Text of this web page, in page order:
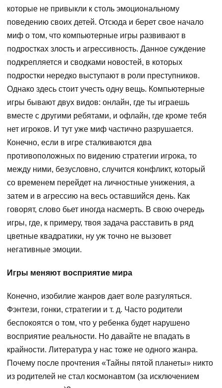
которые не привыкли к столь эмоциональному
поведению своих детей. Отсюда и берет свое начало
миф о том, что компьютерные игры развивают в
подростках злость и агрессивность. Данное суждение
подкрепляется и сводками новостей, в которых
подростки нередко выступают в роли преступников.
Однако здесь стоит учесть одну вещь. Компьютерные
игры бывают двух видов: онлайн, где ты играешь
вместе с другими ребятами, и офлайн, где кроме тебя
нет игроков. И тут уже миф частично разрушается.
Конечно, если в игре сталкиваются два
противоположных по видению стратегии игрока, то
между ними, безусловно, случится конфликт, который
со временем перейдет на личностные унижения, а
затем и в агрессию на весь оставшийся день. Как
говорят, слово бьет иногда насмерть. В свою очередь
игры, где, к примеру, твоя задача расставить в ряд
цветные квадратики, ну уж точно не вызовет
негативные эмоции.
Игры меняют восприятие мира
Конечно, изобилие жанров дает воле разгуляться.
Фэнтези, гонки, стратегии и т. д. Часто родители
беспокоятся о том, что у ребенка будет нарушено
восприятие реальности. Но давайте не впадать в
крайности. Литература у нас тоже не одного жанра.
Почему после прочтения «Тайны пятой планеты» никто
из родителей не стал космонавтом (за исключением